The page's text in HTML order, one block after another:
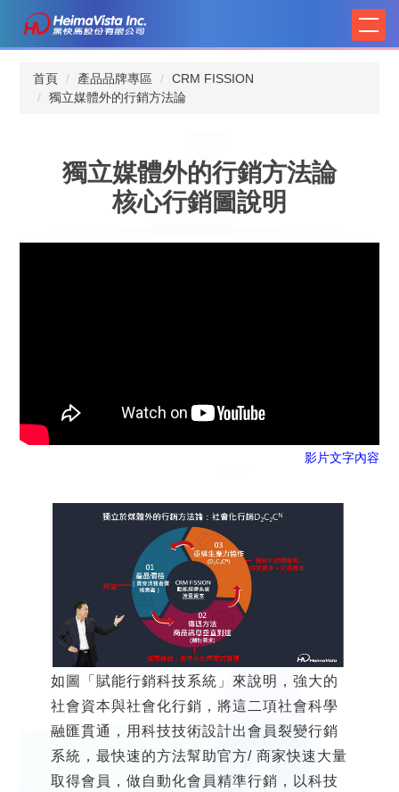
主
首頁 產品品牌專區
CRM FISSION
獨立媒體外的行銷方法論
獨立媒體外的行銷方法論
核心行銷圖說明
影片文字內容
如圖「賦能行銷科技系統」來說明，強大的
社會資本與社會化行銷，將這二項社會科學
融匯貫通，用科技技術設計出會員裂變行銷
系統，最快速的方法幫助官方/ 商家快速大量
取得會員，做自動化會員精準行銷，以科技